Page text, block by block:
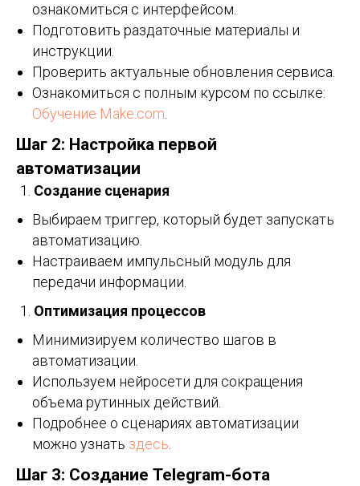
ознакомиться с интерфейсом.
Подготовить раздаточные материалы и
инструкции.
Проверить актуальные обновления сервиса.
Ознакомиться с полным курсом по ссылке:
Обучение Make.com
Шаг 2: Настройка первой
автоматизации
Создание сценария
Выбираем триггер, который будет запускать
автоматизацию.
Настраиваем импульсный модуль для
передачи информации.
Оптимизация процессов
Минимизируем количество шагов в
автоматизации.
Используем нейросети для сокращения
объема рутинных действий.
Подробнее о сценариях автоматизации
можно узнать здесь
Шаг 3: Создание Telegram-бота